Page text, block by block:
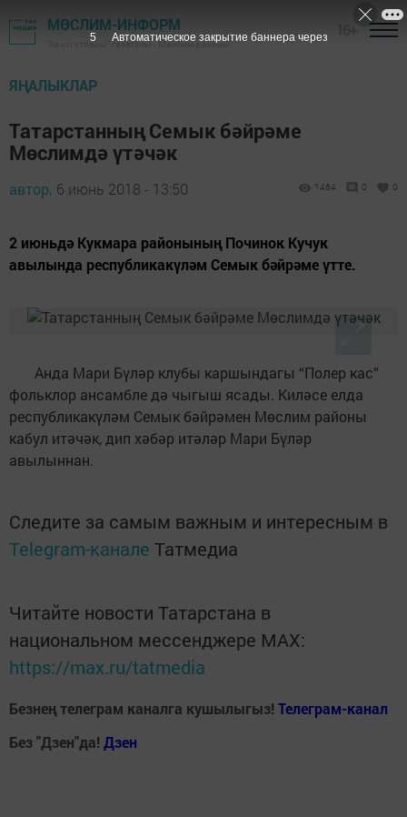
МӨСЛИМ-ИНФОРМ
"Авыл утлары" газетасы - Мөслим районы
ЯҢАЛЫКЛАР
Татарстанның Семык бәйрәме
Мөслимдә үтәчәк
автор, 6 июнь 2018 - 13:50 1464 0 0
2 июньдә Кукмара районының Починок Кучук
авылында республикакүләм Семык бәйрәме үтте.
Анда Мари Бүләр клубы каршындагы “Полер кас”
фольклор ансамбле дә чыгыш ясады. Киләсе елда
республикакүләм Семык бәйрәмен Мөслим районы
кабул итәчәк, дип хәбәр итәләр Мари Бүләр
авылыннан.
Следите за самым важным и интересным в
Telegram-канале Татмедиа
Читайте новости Татарстана в
национальном мессенджере MАХ:
https://max.ru/tatmedia
Безнең телеграм каналга кушылыгыз! Телеграм-канал
Без "Дзен"да! Дзен
4 Автоматическое закрытие баннера через